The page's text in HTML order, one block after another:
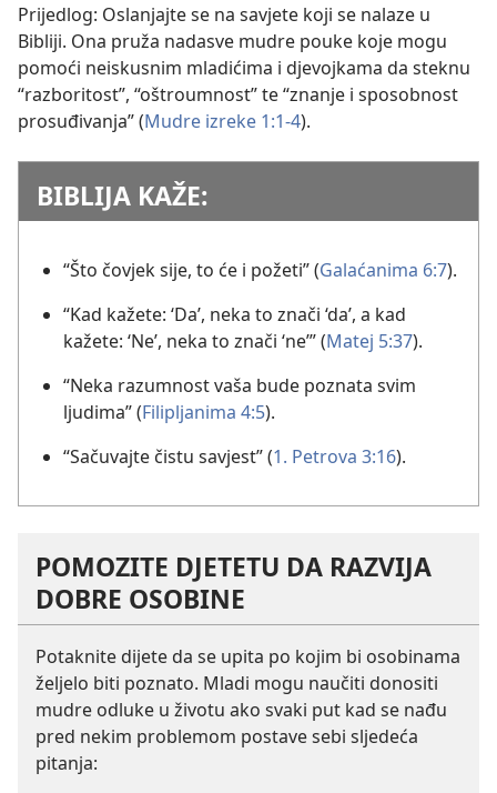
Prijedlog: Oslanjajte se na savjete koji se nalaze u
Bibliji. Ona pruža nadasve mudre pouke koje mogu
pomoći neiskusnim mladićima i djevojkama da steknu
“razboritost”, “oštroumnost” te “znanje i sposobnost
prosuđivanja” (Mudre izreke 1:1-4).
BIBLIJA KAŽE:
“Što čovjek sije, to će i požeti” (Galaćanima 6:7).
“Kad kažete: ‘Da’, neka to znači ‘da’, a kad
kažete: ‘Ne’, neka to znači ‘ne’” (Matej 5:37).
“Neka razumnost vaša bude poznata svim
ljudima” (Filipljanima 4:5).
“Sačuvajte čistu savjest” (1. Petrova 3:16).
POMOZITE DJETETU DA RAZVIJA
DOBRE OSOBINE
Potaknite dijete da se upita po kojim bi osobinama
željelo biti poznato. Mladi mogu naučiti donositi
mudre odluke u životu ako svaki put kad se nađu
pred nekim problemom postave sebi sljedeća
pitanja: